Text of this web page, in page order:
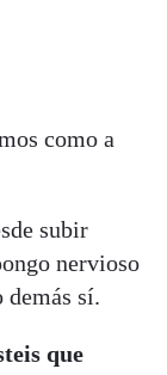
como a
subir
nervioso
demás sí.
que